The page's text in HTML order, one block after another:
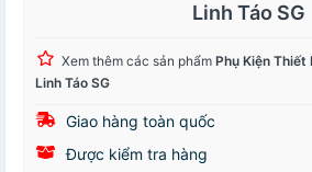
Linh Táo SG
Xem thêm các sản phẩm Phụ Kiện Thiết
Linh Táo SG
Giao hàng toàn quốc
Được kiểm tra hàng